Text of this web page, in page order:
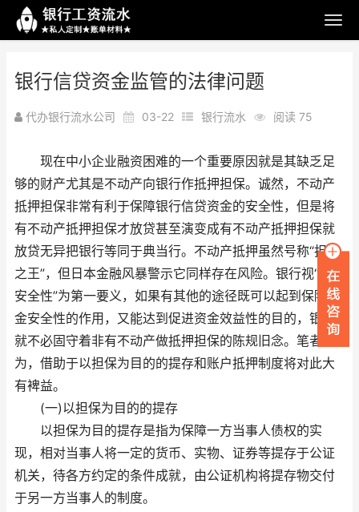
银行信贷资金监管的法律问题
代办银行流水公司 03-22 银行流水 阅读 75
现在中小企业融资困难的一个重要原因就是其缺乏足
够的财产尤其是不动产向银行作抵押担保。诚然，不动产
抵押担保非常有利于保障银行信贷资金的安全性，但是将
有不动产抵押担保才放贷甚至演变成有不动产抵押担保就
放贷无异把银行等同于典当行。不动产抵押虽然号称“担保
之王”，但日本金融风暴警示它同样存在风险。银行视“资金
安全性”为第一要义，如果有其他的途径既可以起到保障资
金安全性的作用，又能达到促进资金效益性的目的，银行
就不必固守着非有不动产做抵押担保的陈规旧念。笔者认
为，借助于以担保为目的的提存和账户抵押制度将对此大
有裨益。
(一)以担保为目的的提存
以担保为目的提存是指为保障一方当事人债权的实
现，相对当事人将一定的货币、实物、证券等提存于公证
机关，待各方约定的条件成就，由公证机构将提存物交付
于另一方当事人的制度。